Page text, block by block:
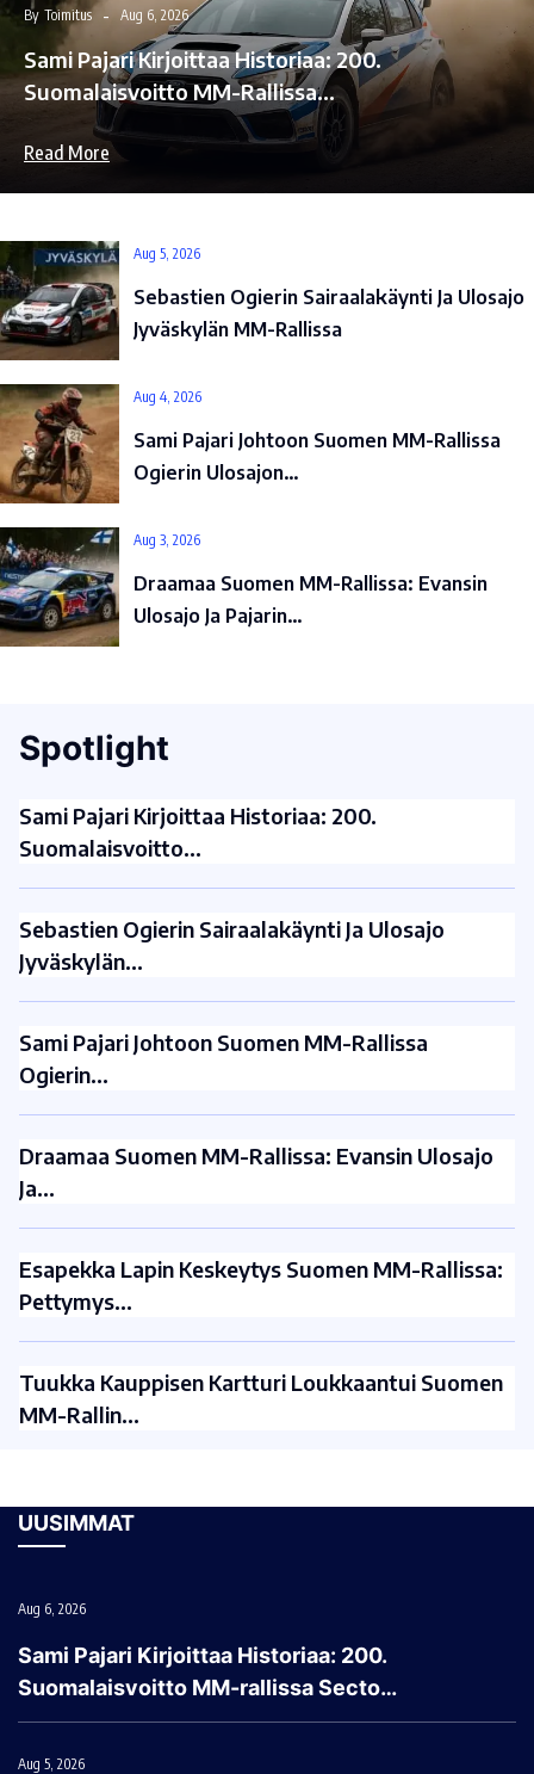
By Toimitus Aug 6, 2026
Sami Pajari Kirjoittaa Historiaa: 200.
Suomalaisvoitto MM-Rallissa…
Read More
Aug 5, 2026
Sebastien Ogierin Sairaalakäynti Ja Ulosajo
Jyväskylän MM-Rallissa
Aug 4, 2026
Sami Pajari Johtoon Suomen MM-Rallissa
Ogierin Ulosajon…
Aug 3, 2026
Draamaa Suomen MM-Rallissa: Evansin
Ulosajo Ja Pajarin…
Spotlight
Sami Pajari Kirjoittaa Historiaa: 200.
Suomalaisvoitto…
Sebastien Ogierin Sairaalakäynti Ja Ulosajo
Jyväskylän…
Sami Pajari Johtoon Suomen MM-Rallissa
Ogierin…
Draamaa Suomen MM-Rallissa: Evansin Ulosajo
Ja…
Esapekka Lapin Keskeytys Suomen MM-Rallissa:
Pettymys…
Tuukka Kauppisen Kartturi Loukkaantui Suomen
MM-Rallin…
UUSIMMAT
Aug 6, 2026
Sami Pajari Kirjoittaa Historiaa: 200.
Suomalaisvoitto MM-rallissa Secto…
Aug 5, 2026